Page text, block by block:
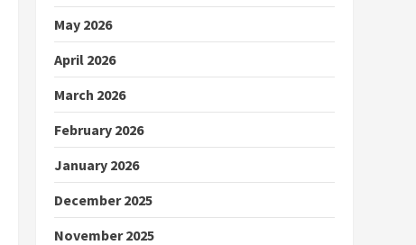
May 2026
April 2026
March 2026
February 2026
January 2026
December 2025
November 2025